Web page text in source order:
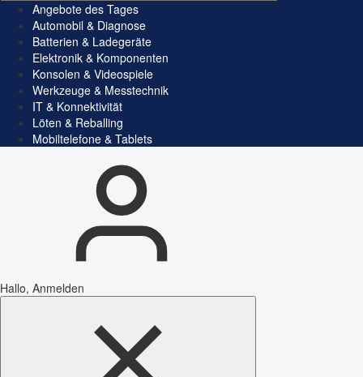
Angebote des Tages
Automobil & Diagnose
Batterien & Ladegeräte
Elektronik & Komponenten
Konsolen & Videospiele
Werkzeuge & Messtechnik
IT & Konnektivität
Löten & Reballing
Mobiltelefone & Tablets
Hallo, Anmelden